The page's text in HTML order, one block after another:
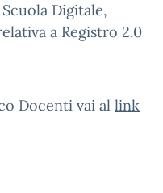
Digitale,
a Registro 2.0
Docenti vai al link